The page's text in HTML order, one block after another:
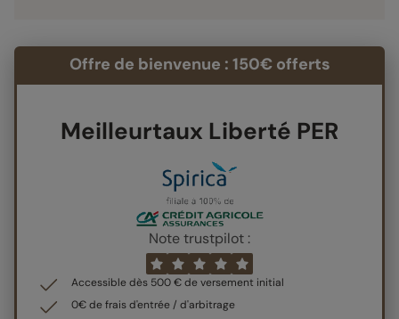
Offre de bienvenue : 150€ offerts
Meilleurtaux Liberté PER
Note trustpilot :
Accessible dès 500 € de versement initial
0€ de frais d'entrée / d'arbitrage